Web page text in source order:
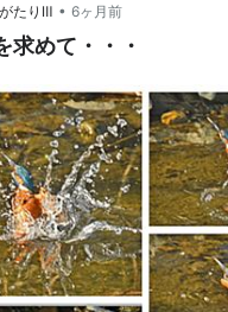
たりⅢ • 6ヶ月前
求めて・・・